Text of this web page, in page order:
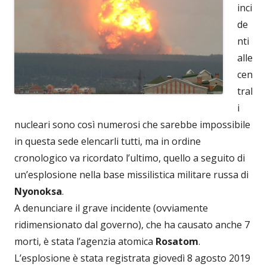
inci
de
nti
alle
cen
tral
i
nucleari sono così numerosi che sarebbe impossibile
in questa sede elencarli tutti, ma in ordine
cronologico va ricordato l’ultimo, quello a seguito di
un’esplosione nella base missilistica militare russa di
Nyonoksa.
A denunciare il grave incidente (ovviamente
ridimensionato dal governo), che ha causato anche 7
morti, è stata l’agenzia atomica Rosatom.
L’esplosione è stata registrata giovedì 8 agosto 2019